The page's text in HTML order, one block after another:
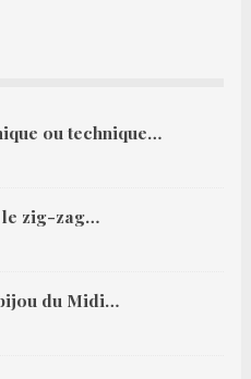
ou technique…
le zig-zag…
du Midi…